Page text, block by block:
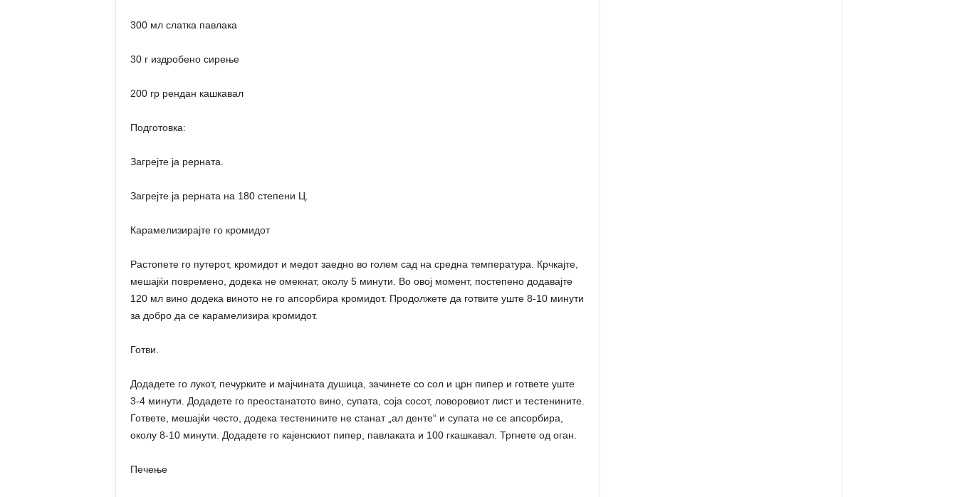
300 мл слатка павлака
30 г издробено сирење
200 гр рендан кашкавал
Подготовка:
Загрејте ја рерната.
Загрејте ја рерната на 180 степени Ц.
Карамелизирајте го кромидот
Растопете го путерот, кромидот и медот заедно во голем сад на средна температура. Крчкајте,
мешајќи повремено, додека не омекнат, околу 5 минути. Во овој момент, постепено додавајте
120 мл вино додека виното не го апсорбира кромидот. Продолжете да готвите уште 8-10 минути
за добро да се карамелизира кромидот.
Готви.
Додадете го лукот, печурките и мајчината душица, зачинете со сол и црн пипер и гответе уште
3-4 минути. Додадете го преостанатото вино, супата, соја сосот, ловоровиот лист и тестенините.
Гответе, мешајќи често, додека тестенините не станат „ал денте“ и супата не се апсорбира,
околу 8-10 минути. Додадете го кајенскиот пипер, павлаката и 100 гкашкавал. Тргнете од оган.
Печење